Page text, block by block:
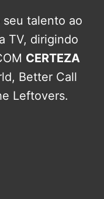
talento ao
TV, dirigindo
CERTEZA
Better Call
Leftovers.